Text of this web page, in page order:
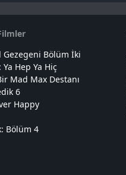
Gezegeni Bölüm İki
Ya Hep Ya Hiç
Mad Max Destanı
6
Happy
Bölüm 4